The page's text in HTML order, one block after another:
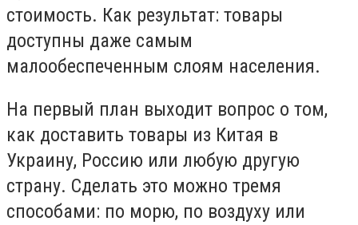
стоимость. Как результат: товары
доступны даже самым
малообеспеченным слоям населения.
На первый план выходит вопрос о том,
как доставить товары из Китая в
Украину, Россию или любую другую
страну. Сделать это можно тремя
способами: по морю, по воздуху или